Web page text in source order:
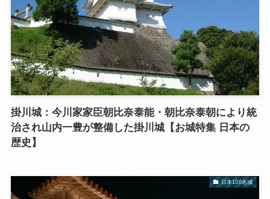
掛川城：今川家家臣朝比奈泰能・朝比奈泰朝により統
治され山内一豊が整備した掛川城【お城特集 日本の
歴史】
日本100名城